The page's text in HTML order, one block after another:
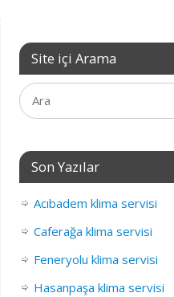
Site içi Arama
Son Yazılar
Acıbadem klima servisi
Caferağa klima servisi
Feneryolu klima servisi
Hasanpaşa klima servisi